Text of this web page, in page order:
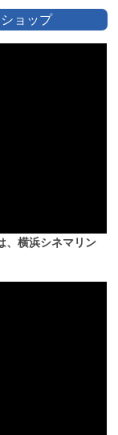
ョップ
、横浜シネマリン